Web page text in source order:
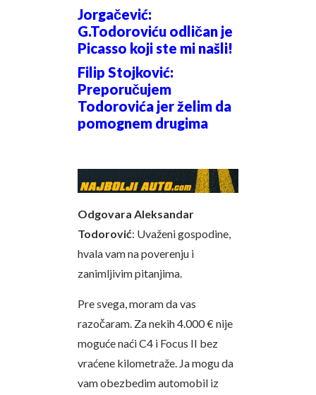
Jorgačević:
G.Todoroviću odličan je
Picasso koji ste mi našli!
Filip Stojković:
Preporučujem
Todorovića jer želim da
pomognem drugima
Odgovara Aleksandar
Todorović: Uvaženi gospodine,
hvala vam na poverenju i
zanimljivim pitanjima.
Pre svega, moram da vas
razočaram. Za nekih 4.000 € nije
moguće naći C4 i Focus II bez
vraćene kilometraže. Ja mogu da
vam obezbedim automobil iz